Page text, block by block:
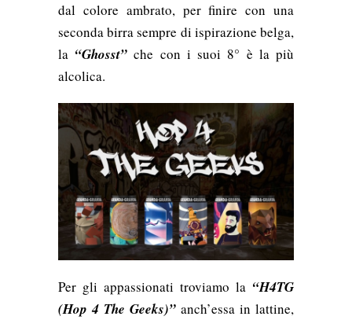
dal colore ambrato, per finire con una
seconda birra sempre di ispirazione belga,
la “Ghosst” che con i suoi 8° è la più
alcolica.
Per gli appassionati troviamo la “H4TG
(Hop 4 The Geeks)” anch’essa in lattine,